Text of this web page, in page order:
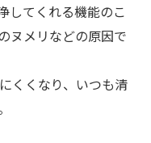
してくれる機能のこ
ヌメリなどの原因で
くくなり、いつも清